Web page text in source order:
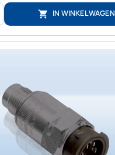
 IN WINKELWAGEN